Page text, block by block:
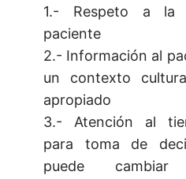
1.- Respeto a la
paciente
2.- Información al
un contexto
apropiado
3.- Atención al
para toma de
puede